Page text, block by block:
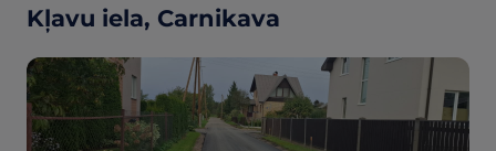
Kļavu iela, Carnikava